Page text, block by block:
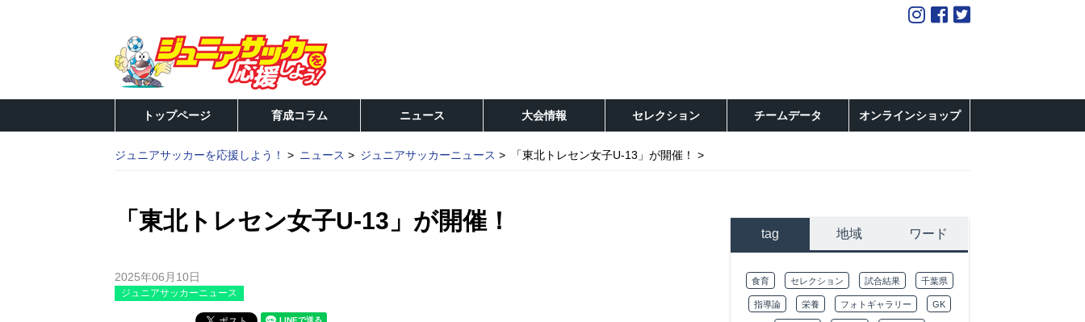
トップページ 育成コラム ニュース 大会情報 セレクション チームデータ オンラインショップ
ジュニアサッカーを応援しよう！ ニュース ジュニアサッカーニュース 「東北トレセン女子U-13」が開催！
「東北トレセン女子U-13」が開催！
2025年06月10日
ジュニアサッカーニュース
tag 地域 ワード
食育 セレクション 試合結果 千葉県
指導論 栄養 フォトギャラリー GK